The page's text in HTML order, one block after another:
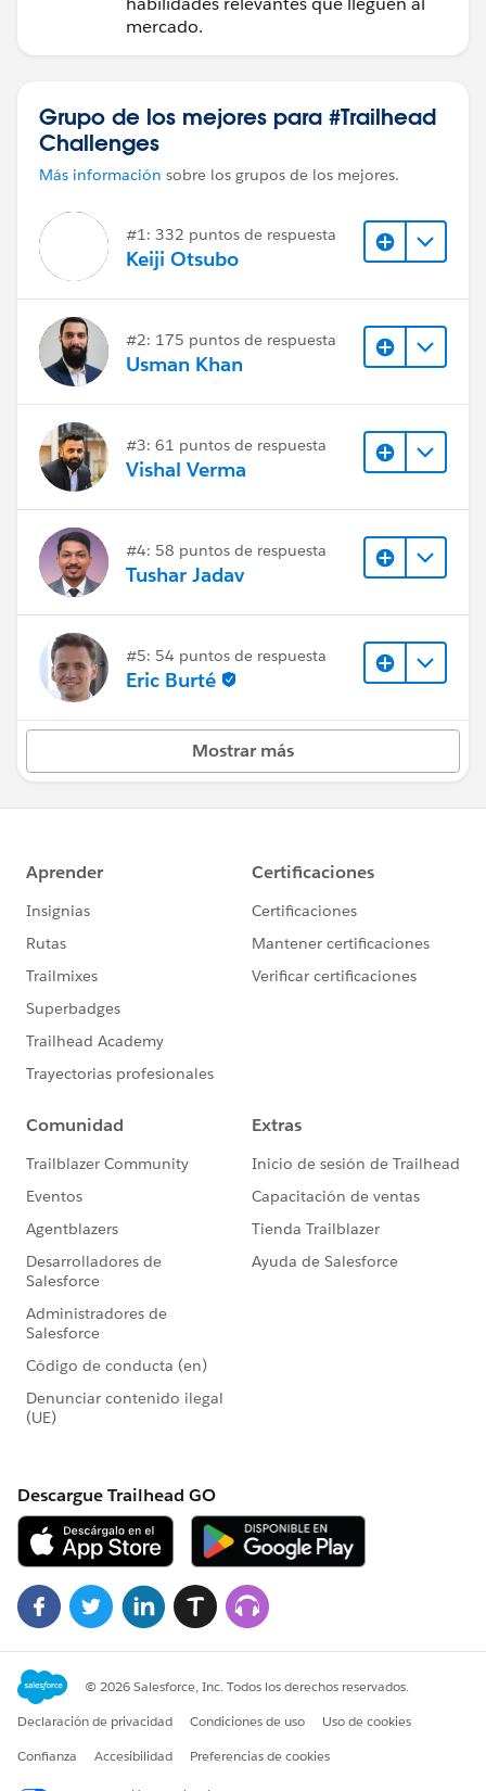
mercado.
Grupo de los mejores para #Trailhead
Challenges
Más información sobre los grupos de los mejores.
#1: 332 puntos de respuesta
Keiji Otsubo
#2: 175 puntos de respuesta
Usman Khan
#3: 61 puntos de respuesta
Vishal Verma
#4: 58 puntos de respuesta
Tushar Jadav
#5: 54 puntos de respuesta
Eric Burté
Mostrar más